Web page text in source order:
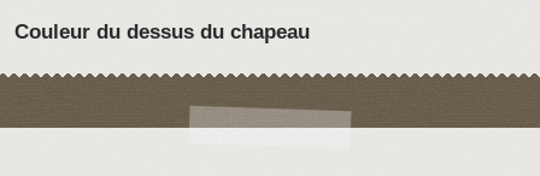
Couleur du dessus du chapeau